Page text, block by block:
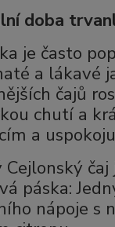
doba
je často
a lákavé
čajů
chutí a
a
Cejlonský
páska:
nápoje s